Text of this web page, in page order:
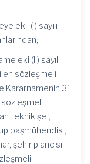
ekli (I) sayılı
eki (II) sayılı
sözleşmeli
Kararnamenin 31
teknik şef,
başmühendisi,
şehir plancısı